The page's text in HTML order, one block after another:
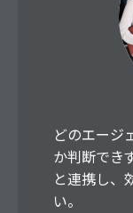
どのエージ
か判断でき
と連携し、
い。